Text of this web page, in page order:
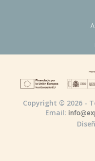
Copyright © 2026 -
Email: